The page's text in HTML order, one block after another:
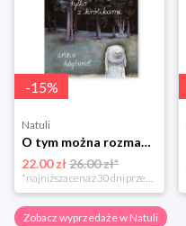
-15%
Natuli
O tym można rozmawiać tylko z królikami Zakamarki
22.00 zł26.00 zł*
*najniższa cena z 30 dni przed obniżką
Zobacz wyprzedaże w Natuli